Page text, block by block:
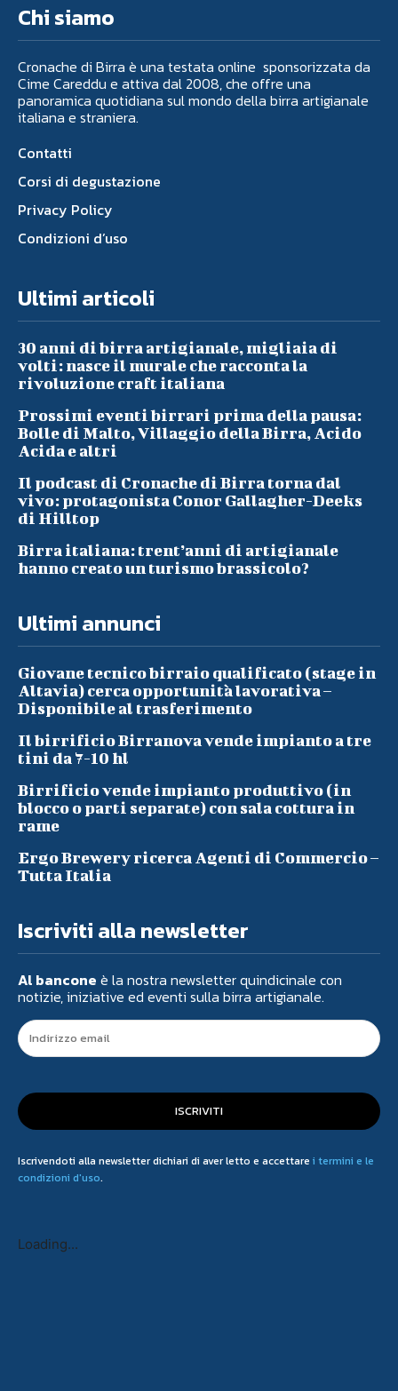
Chi siamo
Cronache di Birra è una testata online sponsorizzata da
Cime Careddu e attiva dal 2008, che offre una
panoramica quotidiana sul mondo della birra artigianale
italiana e straniera.
Contatti
Corsi di degustazione
Privacy Policy
Condizioni d’uso
Ultimi articoli
30 anni di birra artigianale, migliaia di
volti: nasce il murale che racconta la
rivoluzione craft italiana
Prossimi eventi birrari prima della pausa:
Bolle di Malto, Villaggio della Birra, Acido
Acida e altri
Il podcast di Cronache di Birra torna dal
vivo: protagonista Conor Gallagher-Deeks
di Hilltop
Birra italiana: trent’anni di artigianale
hanno creato un turismo brassicolo?
Ultimi annunci
Giovane tecnico birraio qualificato (stage in
Altavia) cerca opportunità lavorativa –
Disponibile al trasferimento
Il birrificio Birranova vende impianto a tre
tini da 7-10 hl
Birrificio vende impianto produttivo (in
blocco o parti separate) con sala cottura in
rame
Ergo Brewery ricerca Agenti di Commercio –
Tutta Italia
Iscriviti alla newsletter
Al bancone è la nostra newsletter quindicinale con
notizie, iniziative ed eventi sulla birra artigianale.
ISCRIVITI
Iscrivendoti alla newsletter dichiari di aver letto e accettare i termini e le
condizioni d'uso.
Loading...